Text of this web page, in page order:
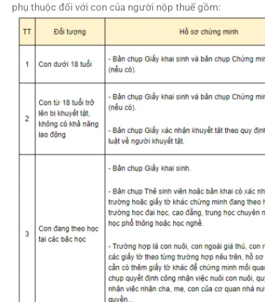
phụ thuộc đối với con của người nộp thuế gồm: